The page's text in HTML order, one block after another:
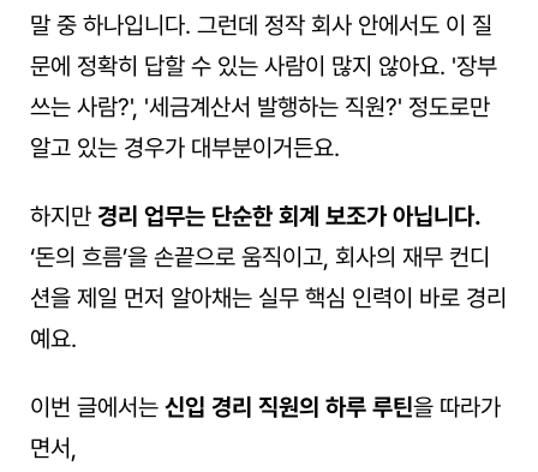
말 중 하나입니다. 그런데 정작 회사 안에서도 이 질
문에 정확히 답할 수 있는 사람이 많지 않아요. '장부
쓰는 사람?', '세금계산서 발행하는 직원?' 정도로만
알고 있는 경우가 대부분이거든요.
하지만 경리 업무는 단순한 회계 보조가 아닙니다.
‘돈의 흐름’을 손끝으로 움직이고, 회사의 재무 컨디
션을 제일 먼저 알아채는 실무 핵심 인력이 바로 경리
예요.
이번 글에서는 신입 경리 직원의 하루 루틴을 따라가
면서,